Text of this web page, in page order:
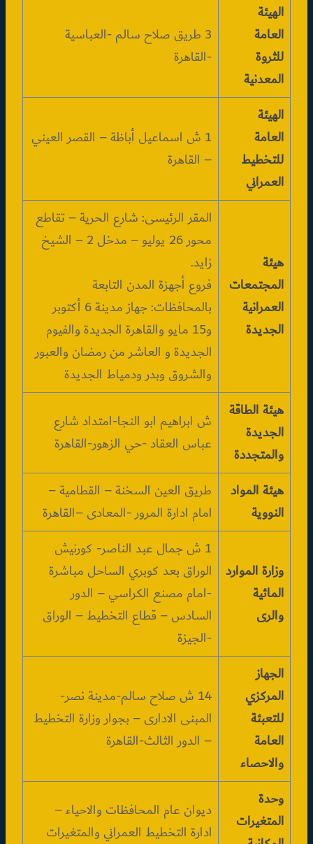
الهيئة
العامة
للثروة
المعدنية
3 طريق صلاح سالم -العباسية
-القاهرة
الهيئة
العامة
للتخطيط
العمراني
1 ش اسماعيل أباظة – القصر العيني
– القاهرة
هيئة
المجتمعات
العمرانية
الجديدة
المقر الرئيسى: شارع الحرية – تقاطع
محور 26 يوليو – مدخل 2 – الشيخ
زايد.
فروع أجهزة المدن التابعة
بالمحافظات: جهاز مدينة 6 أكتوبر
و15 مايو والقاهرة الجديدة والفيوم
الجديدة و العاشر من رمضان والعبور
والشروق وبدر ودمياط الجديدة
هيئة الطاقة
الجديدة
والمتجددة
ش ابراهيم ابو النجا-امتداد شارع
عباس العقاد -حي الزهور-القاهرة
هيئة المواد
النووية
طريق العين السخنة – القطامية –
امام ادارة المرور -المعادى –القاهرة
وزارة الموارد
المائية
والرى
1 ش جمال عبد الناصر- كورنيش
الوراق بعد كوبري الساحل مباشرة
-امام مصنع الكراسي – الدور
السادس – قطاع التخطيط – الوراق
-الجيزة
الجهاز
المركزي
للتعبئة
العامة
والاحصاء
14 ش صلاح سالم-مدينة نصر-
المبنى الادارى – بجوار وزارة التخطيط
– الدور الثالث-القاهرة
وحدة
المتغيرات
ديوان عام المحافظات والاحياء –
ادارة التخطيط العمراني والمتغيرات